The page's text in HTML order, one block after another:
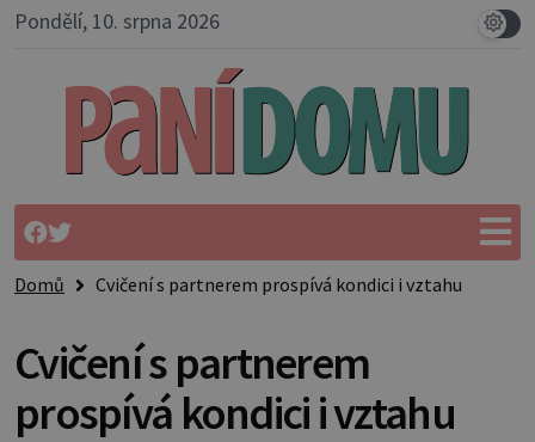
Pondělí, 10. srpna 2026
Domů Cvičení s partnerem prospívá kondici i vztahu
Cvičení s partnerem
prospívá kondici i vztahu